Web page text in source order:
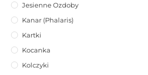
Jesienne Ozdoby
Kanar (phalaris)
Kartki
Kocanka
Kolczyki